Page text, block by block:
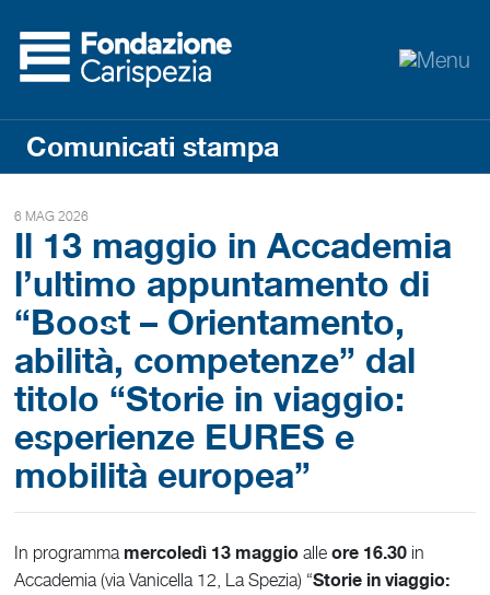
Comunicati stampa
6 MAG 2026
Il 13 maggio in Accademia
l’ultimo appuntamento di
“Boost – Orientamento,
abilità, competenze” dal
titolo “Storie in viaggio:
esperienze EURES e
mobilità europea”
In programma mercoledì 13 maggio alleore 16.30 in
Accademia (via Vanicella 12, La Spezia) “Storie in viaggio: